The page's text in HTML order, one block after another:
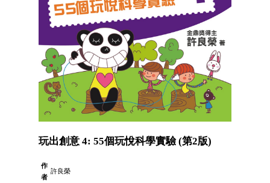
玩出創意 4: 55個玩悅科學實驗 (第2版)
作
者
許良榮